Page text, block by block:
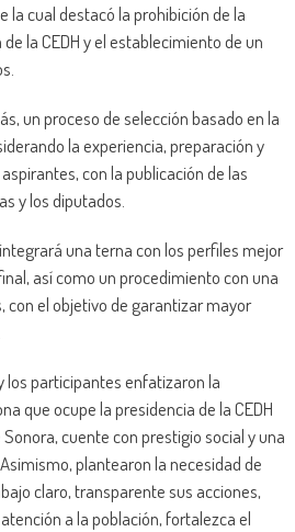
la cual destacó la prohibición de la
la CEDH y el establecimiento de un
un proceso de selección basado en la
la experiencia, preparación y
con la publicación de las
y los diputados.
una terna con los perfiles mejor
así como un procedimiento con una
con el objetivo de garantizar mayor
los participantes enfatizaron la
que ocupe la presidencia de la CEDH
cuente con prestigio social y una
plantearon la necesidad de
claro, transparente sus acciones,
a la población, fortalezca el